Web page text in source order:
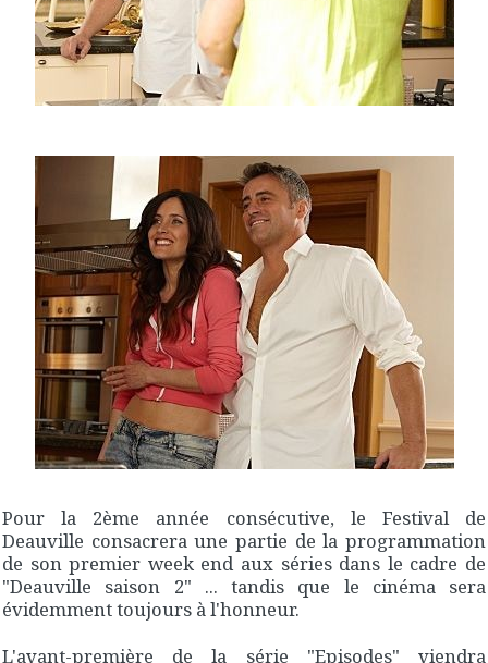
Pour la 2ème année consécutive, le Festival de
Deauville consacrera une partie de la programmation
de son premier week end aux séries dans le cadre de
"Deauville saison 2" ... tandis que le cinéma sera
évidemment toujours à l'honneur.
L'avant-première de la série "Episodes" viendra